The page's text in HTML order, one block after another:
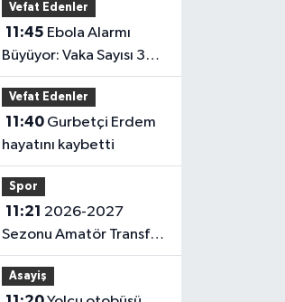
kaybetti
Vefat Edenler
11:45
Büyüyor: Vaka Sayısı 3
Bin 973’e Ulaştı
Vefat Edenler
11:40Gurbetçi Erdem
hayatını kaybetti
Spor
11:21
Sezonu Amatör Transfer
Bedelleri Açıklandı
Asayiş